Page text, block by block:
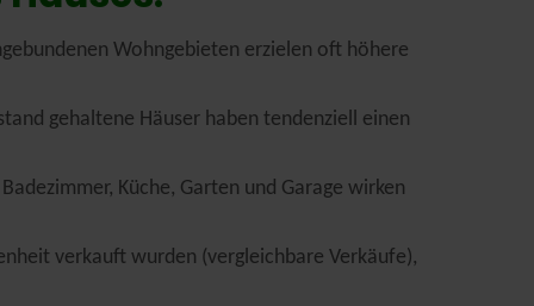
Wohngebieten erzielen oft höhere
gehaltene Häuser haben tendenziell einen
Küche, Garten und Garage wirken
verkauft wurden (vergleichbare Verkäufe),